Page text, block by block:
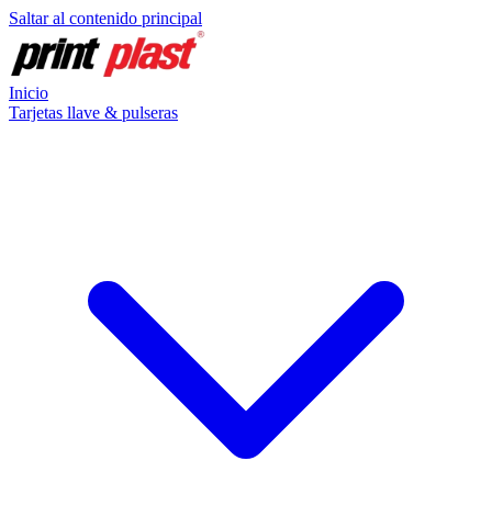
Saltar al contenido principal
Inicio
Tarjetas llave & pulseras